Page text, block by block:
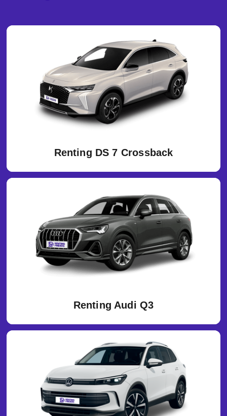
Renting DS 7 Crossback
Renting Audi Q3